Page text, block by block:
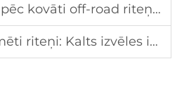
kovāti off-road riteņi ir būtiski off-road piedzīvojumiem?
riteņi: Kalts izvēles izturībai un stilam